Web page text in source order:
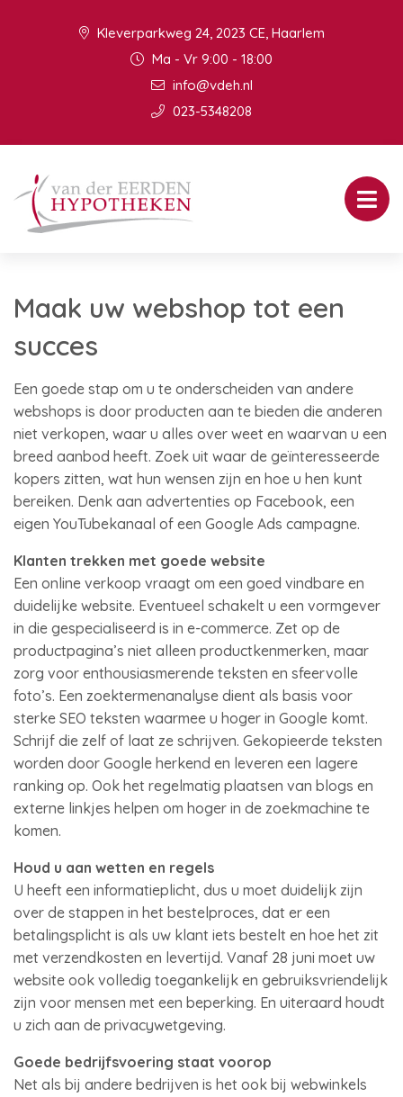
Kleverparkweg 24, 2023 CE, Haarlem
Ma - Vr 9:00 - 18:00
info@vdeh.nl
023-5348208
Maak uw webshop tot een
succes
Een goede stap om u te onderscheiden van andere
webshops is door producten aan te bieden die anderen
niet verkopen, waar u alles over weet en waarvan u een
breed aanbod heeft. Zoek uit waar de geïnteresseerde
kopers zitten, wat hun wensen zijn en hoe u hen kunt
bereiken. Denk aan advertenties op Facebook, een
eigen YouTubekanaal of een Google Ads campagne.
Klanten trekken met goede website
Een online verkoop vraagt om een goed vindbare en
duidelijke website. Eventueel schakelt u een vormgever
in die gespecialiseerd is in e-commerce. Zet op de
productpagina’s niet alleen productkenmerken, maar
zorg voor enthousiasmerende teksten en sfeervolle
foto’s. Een zoektermenanalyse dient als basis voor
sterke SEO teksten waarmee u hoger in Google komt.
Schrijf die zelf of laat ze schrijven. Gekopieerde teksten
worden door Google herkend en leveren een lagere
ranking op. Ook het regelmatig plaatsen van blogs en
externe linkjes helpen om hoger in de zoekmachine te
komen.
Houd u aan wetten en regels
U heeft een informatieplicht, dus u moet duidelijk zijn
over de stappen in het bestelproces, dat er een
betalingsplicht is als uw klant iets bestelt en hoe het zit
met verzendkosten en levertijd. Vanaf 28 juni moet uw
website ook volledig toegankelijk en gebruiksvriendelijk
zijn voor mensen met een beperking. En uiteraard houdt
u zich aan de privacywetgeving.
Goede bedrijfsvoering staat voorop
Net als bij andere bedrijven is het ook bij webwinkels